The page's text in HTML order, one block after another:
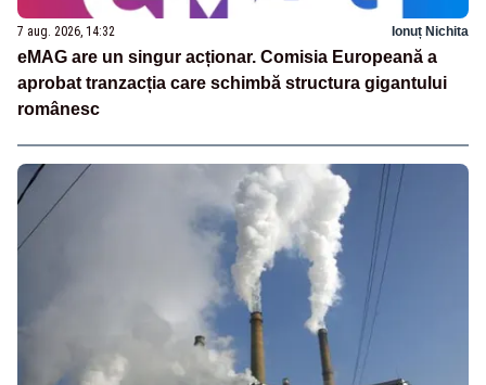
7 aug. 2026, 14:32 Ionuț Nichita
eMAG are un singur acționar. Comisia Europeană a
aprobat tranzacția care schimbă structura gigantului
românesc